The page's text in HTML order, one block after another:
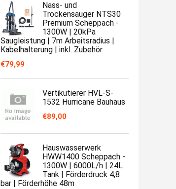
Nass- und
Trockensauger NTS30
Premium Scheppach -
1300W | 20kPa
Saugleistung | 7m Arbeitsradius |
Kabelhalterung | inkl. Zubehör
€79,99
Vertikutierer HVL-S-
1532 Hurricane Bauhaus
€89,00
Hauswasserwerk
HWW1400 Scheppach -
1300W | 6000L/h | 24L
Tank | Förderdruck 4,8
bar | Förderhöhe 48m